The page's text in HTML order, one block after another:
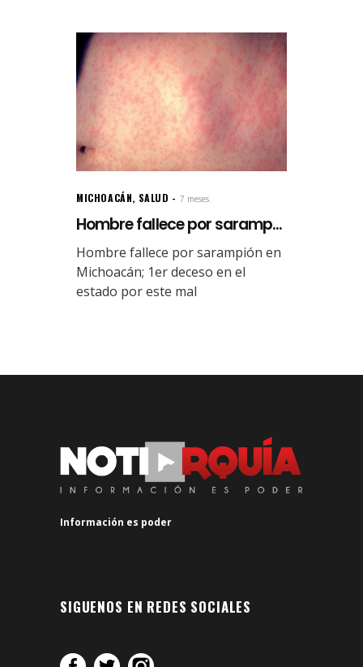
MICHOACÁN, SALUD 7 meses.
Hombre fallece por saramp...
Hombre fallece por sarampión en
Michoacán; 1er deceso en el
estado por este mal
Información es poder
SIGUENOS EN REDES SOCIALES